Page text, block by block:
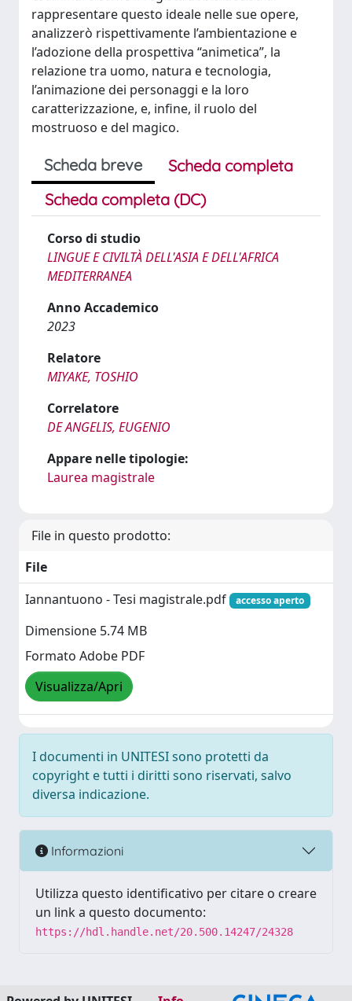
rappresentare questo ideale nelle sue opere,
analizzerò rispettivamente l’ambientazione e
l’adozione della prospettiva “animetica”, la
relazione tra uomo, natura e tecnologia,
l’animazione dei personaggi e la loro
caratterizzazione, e, infine, il ruolo del
mostruoso e del magico.
Scheda breve
Scheda completa
Scheda completa (DC)
Corso di studio
LINGUE E CIVILTÀ DELL'ASIA E DELL'AFRICA
MEDITERRANEA
Anno Accademico
2023
Relatore
MIYAKE, TOSHIO
Correlatore
DE ANGELIS, EUGENIO
Appare nelle tipologie:
Laurea magistrale
File in questo prodotto:
File
Iannantuono - Tesi magistrale.pdf
accesso aperto
Dimensione 5.74 MB
Formato Adobe PDF
Visualizza/Apri
I documenti in UNITESI sono protetti da
copyright e tutti i diritti sono riservati, salvo
diversa indicazione.
Informazioni
Utilizza questo identificativo per citare o creare
un link a questo documento:
https://hdl.handle.net/20.500.14247/24328